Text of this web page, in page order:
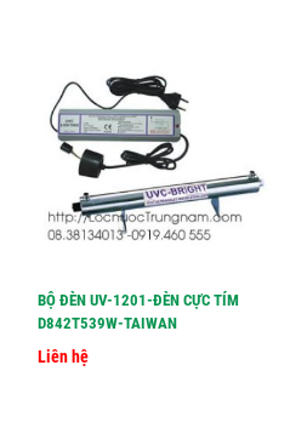
BỘ ĐÈN UV-1201-ĐÈN CỰC TÍM
D842T539W-TAIWAN
Liên hệ